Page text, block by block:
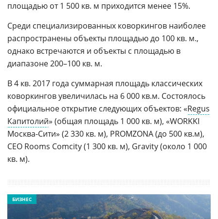
площадью от 1 500 кв. м приходится менее 15%.
Среди специализированных коворкингов наиболее
распространены объекты площадью до 100 кв. м.,
однако встречаются и объекты с площадью в
диапазоне 200–100 кв. м.
В 4 кв. 2017 года суммарная площадь классических
коворкингов увеличилась на 6 000 кв.м. Состоялось
официальное открытие следующих объектов: «Regus
Капитолий» (общая площадь 1 000 кв. м), «WORKKI
Москва-Сити» (2 330 кв. м), PROMZONA (до 500 кв.м),
CEO Rooms Comcity (1 300 кв. м), Gravity (около 1 000
кв. м).
БИЗНЕС